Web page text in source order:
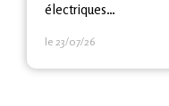
électriques…
le 23/07/26